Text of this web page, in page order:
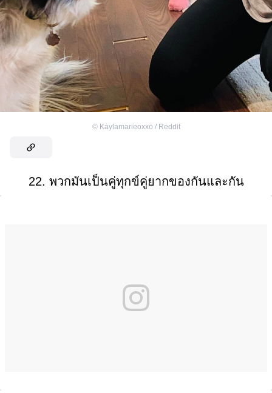
© Kaylamarieoxxo / Reddit
22. พวกมันเป็นคู่ทุกข์คู่ยากของกันและกัน